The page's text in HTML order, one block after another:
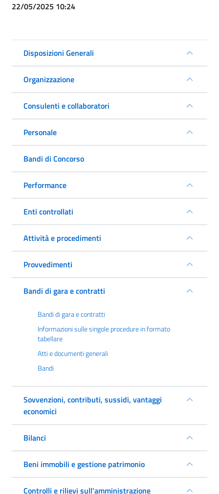
22/05/2025 10:24
Disposizioni Generali
Organizzazione
Consulenti e collaboratori
Personale
Bandi di Concorso
Performance
Enti controllati
Attività e procedimenti
Provvedimenti
Bandi di gara e contratti
Bandi di gara e contratti
Informazioni sulle singole procedure in formato
tabellare
Atti e documenti generali
Bandi
Sovvenzioni, contributi, sussidi, vantaggi
economici
Bilanci
Beni immobili e gestione patrimonio
Controlli e rilievi sull'amministrazione